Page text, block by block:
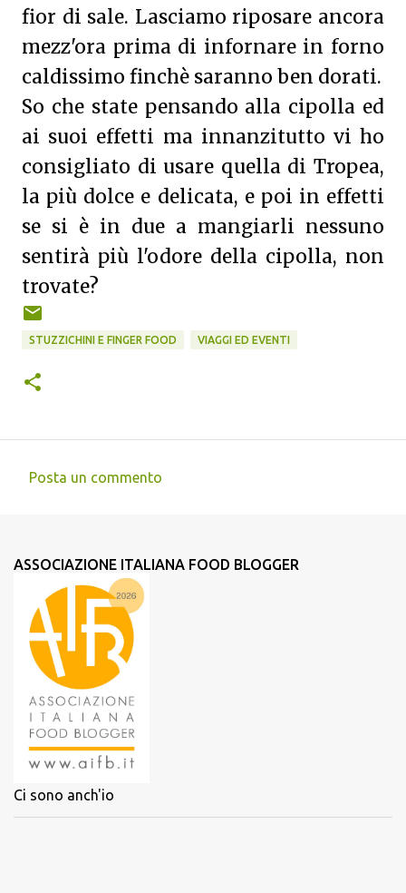
fior di sale. Lasciamo riposare ancora
mezz'ora prima di infornare in forno
caldissimo finchè saranno ben dorati.
So che state pensando alla cipolla ed
ai suoi effetti ma innanzitutto vi ho
consigliato di usare quella di Tropea,
la più dolce e delicata, e poi in effetti
se si è in due a mangiarli nessuno
sentirà più l'odore della cipolla, non
trovate?
STUZZICHINI E FINGER FOOD VIAGGI ED EVENTI
m
n
t
Posta un commento
ASSOCIAZIONE ITALIANA FOOD BLOGGER
Ci sono anch'io